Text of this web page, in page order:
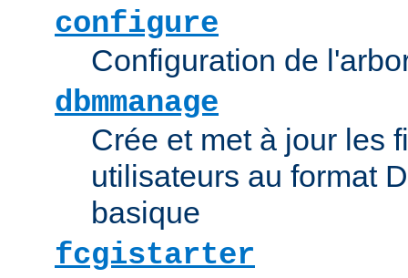
configure
Configuration de
dbmmanage
Crée et met à jour les
utilisateurs au format
basique
fcgistarter